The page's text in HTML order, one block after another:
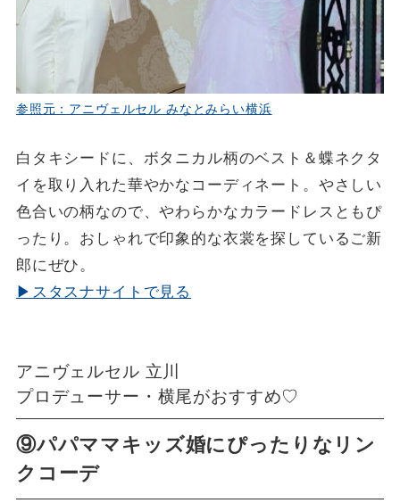
参照元：アニヴェルセル みなとみらい横浜
白タキシードに、ボタニカル柄のベスト＆蝶ネクタ
イを取り入れた華やかなコーディネート。やさしい
色合いの柄なので、やわらかなカラードレスともぴ
ったり。おしゃれで印象的な衣裳を探しているご新
郎にぜひ。
▶スタスナサイトで見る
アニヴェルセル 立川
プロデューサー・横尾がおすすめ♡
⑨パパママキッズ婚にぴったりなリン
クコーデ